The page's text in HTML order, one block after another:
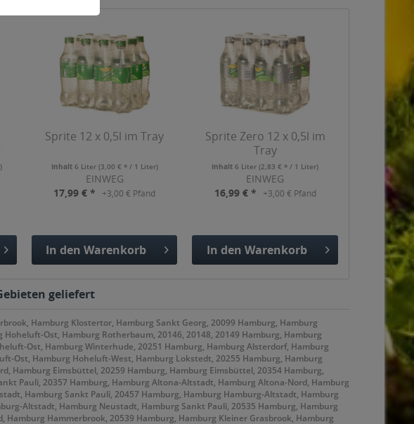
Sprite 12 x 0,5l im Tray
Inhalt 6 Liter (3,00 € * / 1 Liter)
EINWEG
17,99 € *
+3,00 € Pfand
In den Warenkorb
Sprite Zero 12 x 0,5l im
Tray
Inhalt6 Liter(2,83 € * / 1 Liter)
EINWEG
16,99 € *
+3,00 € Pfand
In den Warenkorb
geliefert
Hamburg Klostertor, Hamburg Sankt Georg, 20099 Hamburg, Hamburg
Ost, Hamburg Rotherbaum, 20146, 20148, 20149 Hamburg, Hamburg
Ost, Hamburg Winterhude, 20251 Hamburg, Hamburg Alsterdorf, Hamburg
Ost, Hamburg Hoheluft-West, Hamburg Lokstedt, 20255 Hamburg, Hamburg
Hamburg Eimsbüttel, 20259 Hamburg, Hamburg Eimsbüttel, 20354 Hamburg,
Pauli, 20357 Hamburg, Hamburg Altona-Altstadt, Hamburg Altona-Nord, Hamburg
Hamburg Sankt Pauli, 20457 Hamburg, Hamburg Hamburg-Altstadt, Hamburg
Altstadt, Hamburg Neustadt, Hamburg Sankt Pauli, 20535 Hamburg, Hamburg
Hammerbrook, 20539 Hamburg, Hamburg Kleiner Grasbrook, Hamburg